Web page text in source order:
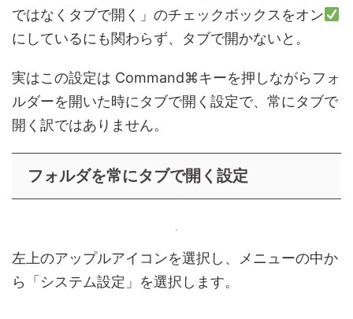
ではなくタブで開く」のチェックボックスをオン
にしているにも関わらず、タブで開かないと。
実はこの設定は Command⌘キーを押しながらフォ
ルダーを開いた時にタブで開く設定で、常にタブで
開く訳ではありません。
フォルダを常にタブで開く設定
左上のアップルアイコンを選択し、メニューの中か
ら「システム設定」を選択します。